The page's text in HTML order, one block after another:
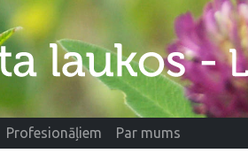
Profesionāļiem Par mums